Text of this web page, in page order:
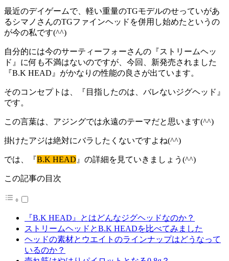
最近のデイゲームで、軽い重量のTGモデルのせっていがあ
るシマノさんのTGファインヘッドを併用し始めたというの
が今の私です(^^)
自分的には今のサーティーフォーさんの『ストリームヘッ
ド』に何も不満はないのですが、今回、新発売されました
『B.K HEAD』がかなりの性能の良さが出ています。
そのコンセプトは、『目指したのは、バレないジグヘッド』
です。
この言葉は、アジングでは永遠のテーマだと思います(^^)
掛けたアジは絶対にバラしたくないですよね(^^)
では、『B.K HEAD 』の詳細を見ていきましょう(^^)
この記事の目次
『B.K HEAD』とはどんなジグヘッドなのか？
ストリームヘッドとB.K HEADを比べてみました
ヘッドの素材とウエイトのラインナップはどうなって
いるのか？